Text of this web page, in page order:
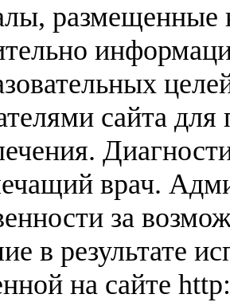
размещенные
сайта
врач.
за
в результате
на сайте